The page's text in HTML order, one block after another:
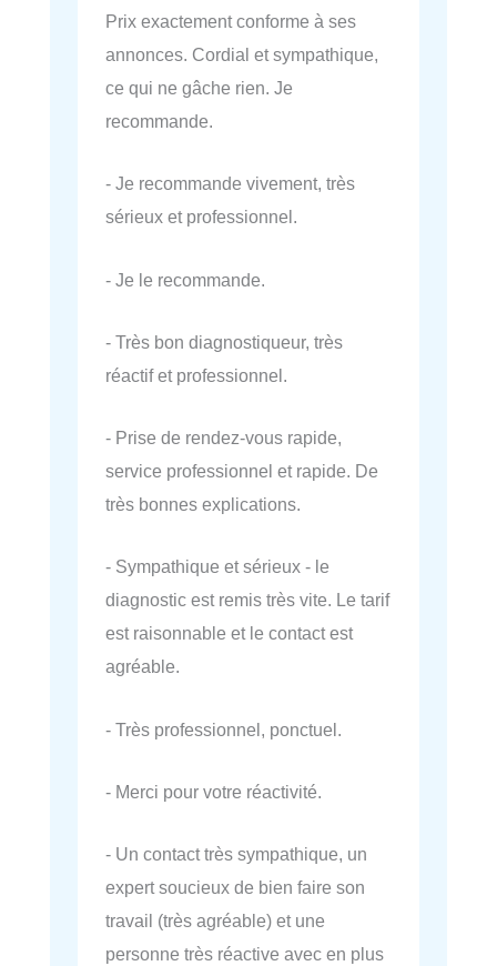
Prix exactement conforme à ses
annonces. Cordial et sympathique,
ce qui ne gâche rien. Je
recommande.
- Je recommande vivement, très
sérieux et professionnel.
- Je le recommande.
- Très bon diagnostiqueur, très
réactif et professionnel.
- Prise de rendez-vous rapide,
service professionnel et rapide. De
très bonnes explications.
- Sympathique et sérieux - le
diagnostic est remis très vite. Le tarif
est raisonnable et le contact est
agréable.
- Très professionnel, ponctuel.
- Merci pour votre réactivité.
- Un contact très sympathique, un
expert soucieux de bien faire son
travail (très agréable) et une
personne très réactive avec en plus